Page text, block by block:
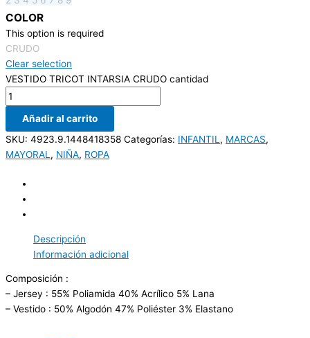
COLOR
This option is required
CRUDO
Clear selection
VESTIDO TRICOT INTARSIA CRUDO cantidad
Añadir al carrito
SKU: 4923.9.1448418358 Categorías: INFANTIL , MARCAS,
MAYORAL , NIÑA, ROPA
Descripción
Información adicional
Composición :
– Jersey : 55% Poliamida 40% Acrílico 5% Lana
– Vestido : 50% Algodón 47% Poliéster 3% Elastano